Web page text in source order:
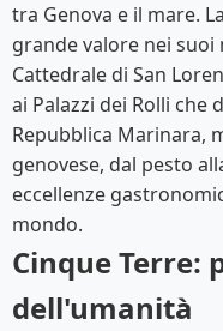
tra Genova e il mare.
grande valore nei suoi
Cattedrale di San
ai Palazzi dei Rolli
Repubblica Marinara,
genovese, dal pesto
eccellenze
mondo.
Cinque Terre:
dell'umanità